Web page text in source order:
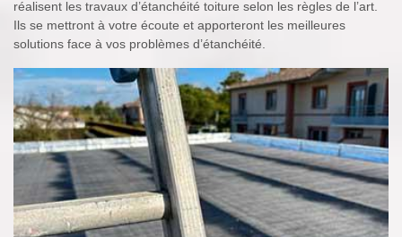
réalisent les travaux d’étanchéité toiture selon les règles de l’art.
Ils se mettront à votre écoute et apporteront les meilleures
solutions face à vos problèmes d’étanchéité.